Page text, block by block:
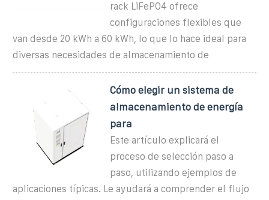
rack LiFePO4 ofrece
configuraciones flexibles que
van desde 20 kWh a 60 kWh, lo que lo hace ideal para
diversas necesidades de almacenamiento de
Cómo elegir un sistema de
almacenamiento de energía
para
Este artículo explicará el
proceso de selección paso a
paso, utilizando ejemplos de
aplicaciones típicas. Le ayudará a comprender el flujo